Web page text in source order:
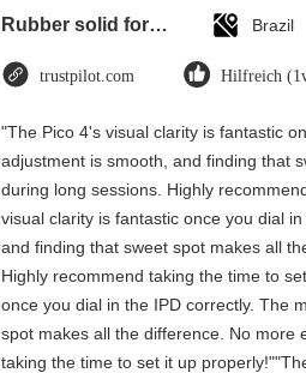
Rubber solid forklift tires For material handling forklift Brazil
trustpilot.com Hilfreich
"The Pico 4's visual clarity is fantastic
adjustment is smooth, and finding that
during long sessions. Highly
visual clarity is fantastic once you dial
and finding that sweet spot makes all
Highly recommend taking the time to
once you dial in the IPD correctly. The
spot makes all the difference. No more
taking the time to set it up